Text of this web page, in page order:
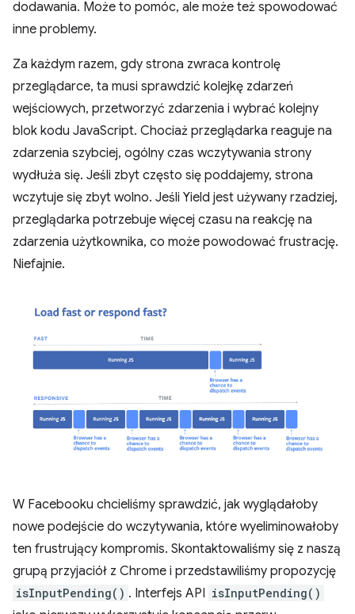
dodawania. Może to pomóc, ale może też spowodować
inne problemy.
Za każdym razem, gdy strona zwraca kontrolę
przeglądarce, ta musi sprawdzić kolejkę zdarzeń
wejściowych, przetworzyć zdarzenia i wybrać kolejny
blok kodu JavaScript. Chociaż przeglądarka reaguje na
zdarzenia szybciej, ogólny czas wczytywania strony
wydłuża się. Jeśli zbyt często się poddajemy, strona
wczytuje się zbyt wolno. Jeśli Yield jest używany rzadziej,
przeglądarka potrzebuje więcej czasu na reakcję na
zdarzenia użytkownika, co może powodować frustrację.
Niefajnie.
W Facebooku chcieliśmy sprawdzić, jak wyglądałoby
nowe podejście do wczytywania, które wyeliminowałoby
ten frustrujący kompromis. Skontaktowaliśmy się z naszą
grupą przyjaciół z Chrome i przedstawiliśmy propozycję
isInputPending() . Interfejs API isInputPending()